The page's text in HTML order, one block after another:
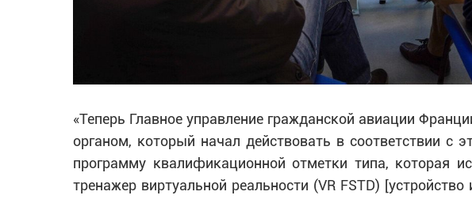
«Теперь Главное управление гражданской авиации
органом, который начал действовать в соответствии с
программу квалификационной отметки типа, которая
тренажер виртуальной реальности (VR FSTD)